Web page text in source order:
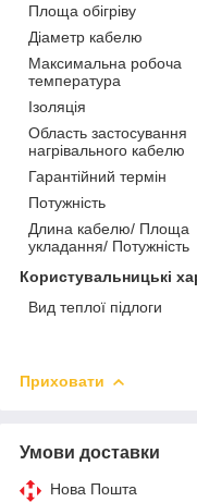
Площа обігріву
Діаметр кабелю
Максимальна робоча
температура
Ізоляція
Область застосування
нагрівального кабелю
Гарантійний термін
Потужність
Длина кабелю/ Площа
укладання/ Потужність
Користувальницькі
Вид теплої підлоги
Приховати
Умови доставки
Нова Пошта